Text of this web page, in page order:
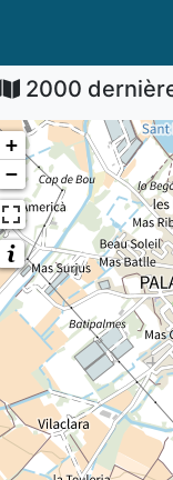
2000
+
−